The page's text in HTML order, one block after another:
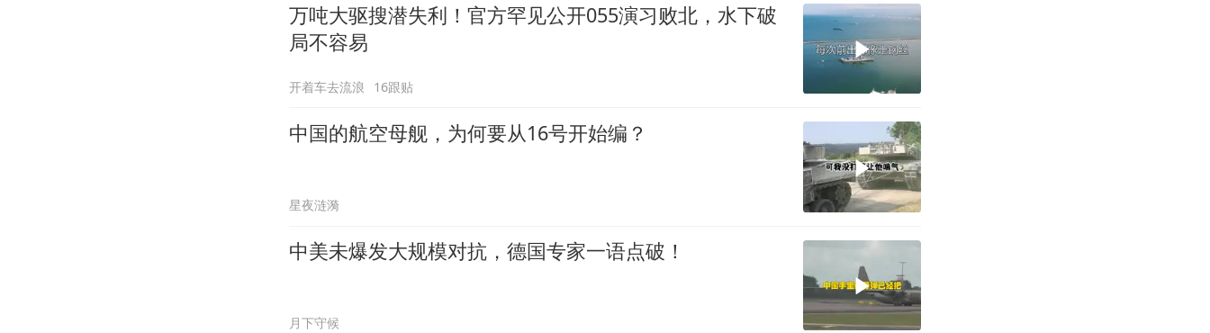
万吨大驱搜潜失利！官方罕见公开055演习败北，水下破
局不容易
开着车去流浪 16跟贴
中国的航空母舰，为何要从16号开始编？
星夜涟漪
中美未爆发大规模对抗，德国专家一语点破！
月下守候